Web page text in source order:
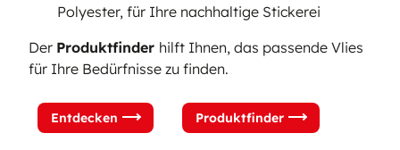
Polyester, für Ihre nachhaltige Stickerei
Der Produktfinder hilft Ihnen, das passende Vlies
für Ihre Bedürfnisse zu finden.
Entdecken Produktfinder